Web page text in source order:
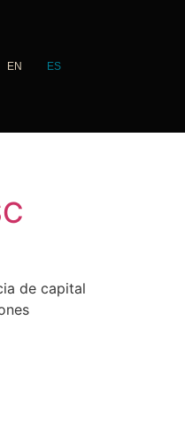
EN ES
de capital